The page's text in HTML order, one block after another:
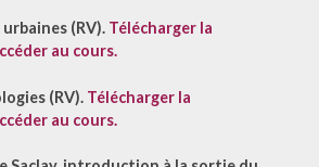
(RV). Télécharger la
au cours.
(RV). Télécharger la
au cours.